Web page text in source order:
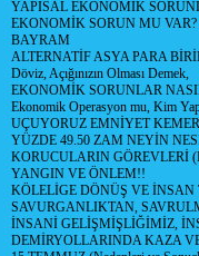
YAPISAL EKONOMİK
EKONOMİK SORUN MU VAR?
BAYRAM
ALTERNATİF ASYA PARA
Döviz, Açığınızın Olması Demek,
EKONOMİK SORUNLAR
Ekonomik Operasyon mu, Kim
UÇUYORUZ EMNİYET
YÜZDE 49.50 ZAM NEYİN
KORUCULARIN GÖREVLERİ
YANGIN VE ÖNLEM!!
KÖLELİGE DÖNÜŞ VE İNSAN
SAVURGANLIKTAN,
İNSANİ GELİŞMİŞLİĞİMİZ,
DEMİRYOLLARINDA KAZA